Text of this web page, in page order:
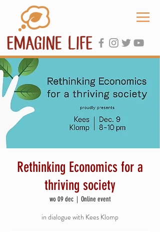
Rethinking Economics for a
thriving society
wo 09 dec
  |
Online event
in dialogue with Kees Klomp